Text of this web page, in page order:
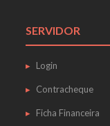
SERVIDOR
Login
Contracheque
Ficha Financeira